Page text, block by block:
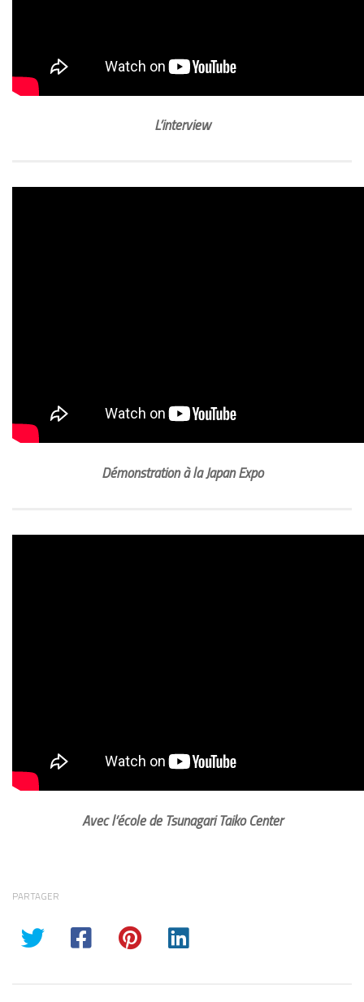
L’interview
Démonstration à la Japan Expo
Avec l’école de Tsunagari Taiko Center
PARTAGER